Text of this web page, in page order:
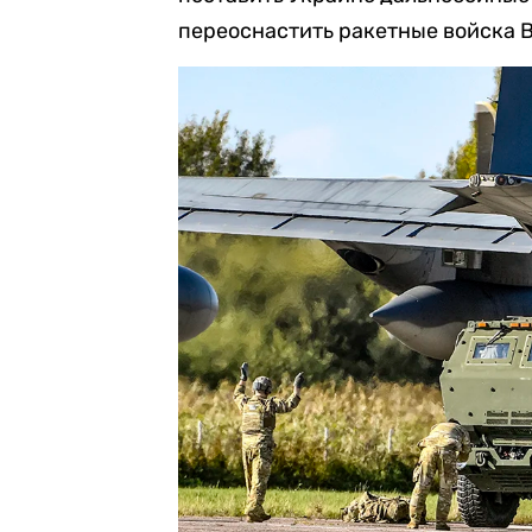
переоснастить ракетные войска